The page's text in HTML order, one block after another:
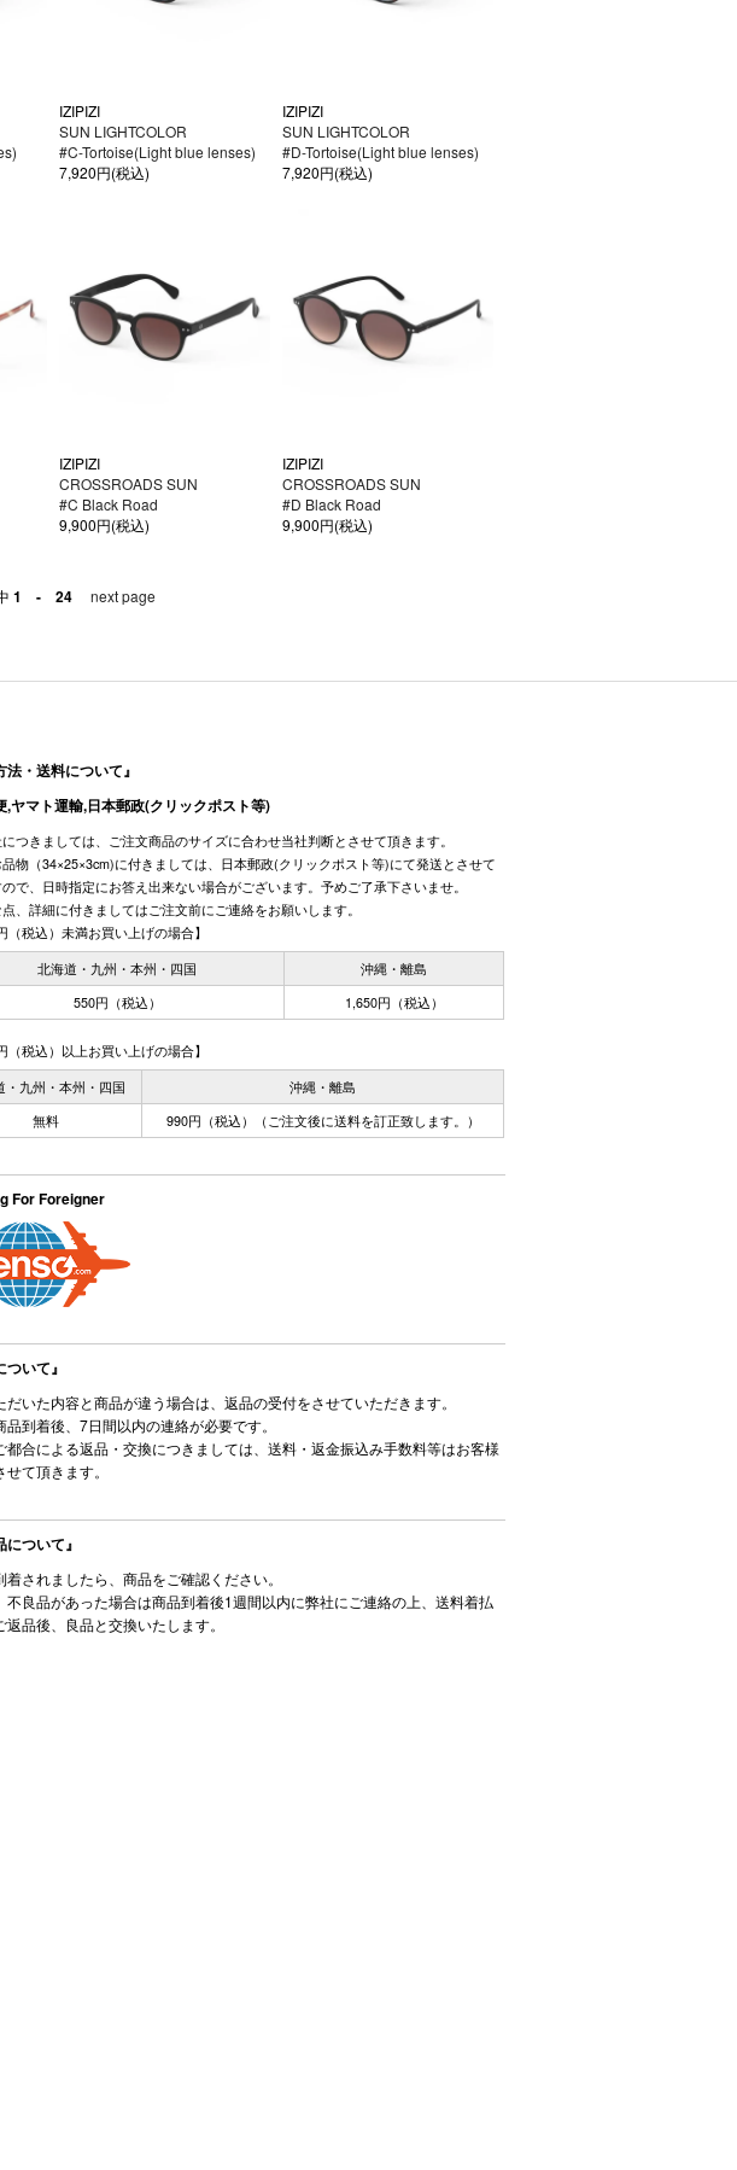
IZIPIZI
SUN LIGHTCOLOR
#C-Tortoise(Light blue lenses)
7,920円(税込)
IZIPIZI
SUN LIGHTCOLOR
#D-Tortoise(Light blue lenses)
7,920円(税込)
IZIPIZI
CROSSROADS SUN
#C Black Road
9,900円(税込)
IZIPIZI
CROSSROADS SUN
#D Black Road
9,900円(税込)
1 - 24 next page
法・送料について』
,ヤマト運輸,日本郵政(クリックポスト等)
つきましては、ご注文商品のサイズに合わせ当社判断とさせて頂きます。
物（34×25×3cm)に付きましては、日本郵政(クリックポスト等)にて発送とさせて
で、日時指定にお答え出来ない場合がございます。予めご了承下さいませ。
、詳細に付きましてはご注文前にご連絡をお願いします。
（税込）未満お買い上げの場合】
北海道・九州・本州・四国
沖縄・離島
550円（税込）
1,650円（税込）
（税込）以上お買い上げの場合】
・九州・本州・四国
沖縄・離島
無料
990円（税込）（ご注文後に送料を訂正致します。）
For Foreigner
ついて』
だいた内容と商品が違う場合は、返品の受付をさせていただきます。
品到着後、7日間以内の連絡が必要です。
都合による返品・交換につきましては、送料・返金振込み手数料等はお客様
せて頂きます。
について』
着されましたら、商品をご確認ください。
不良品があった場合は商品到着後1週間以内に弊社にご連絡の上、送料着払
返品後、良品と交換いたします。